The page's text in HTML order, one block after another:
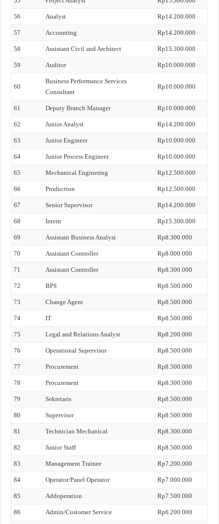
56 Analyst Rp14.200.000
57 Accounting Rp14.200.000
58 Assistant Civil and Architect Rp15.300.000
59 Auditor Rp10.000.000
60
Business Performance Services
Consultant
Rp10.000.000
61 Deputy Branch Manager Rp10.000.000
62 Junior Analyst Rp14.200.000
63 Junior Engineer Rp10.000.000
64 Junior Process Engineer Rp10.000.000
65 Mechanical Enginering Rp12.500.000
66 Production Rp12.500.000
67 Senior Supervisor Rp14.200.000
68 Intern Rp15.300.000
69 Assistant Business Analyst Rp8.300.000
70 Assistant Controller Rp8.000.000
71 Assistant Controller Rp8.300.000
72 BPS Rp8.500.000
73 Change Agent Rp8.500.000
74 IT Rp8.500.000
75 Legal and Relations Analyst Rp8.200.000
76 Operational Supervisor Rp8.500.000
77 Procurement Rp8.500.000
78 Procurement Rp8.300.000
79 Sekretaris Rp8.500.000
80 Supervisor Rp8.500.000
81 Technician Mechanical Rp8.300.000
82 Junior Staff Rp8.500.000
83 Management Trainee Rp7.200.000
84 Operator/Panel Operator Rp7.000.000
85 Addoperation Rp7.500.000
86 Admin/Customer Service Rp6.200.000